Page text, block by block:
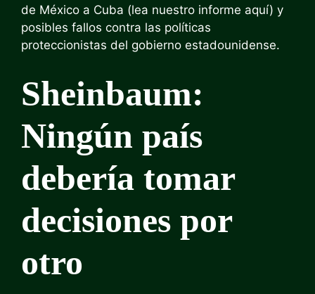
de México a Cuba (lea nuestro informe aquí) y
posibles fallos contra las políticas
proteccionistas del gobierno estadounidense.
Sheinbaum:
Ningún país
debería tomar
decisiones por
otro